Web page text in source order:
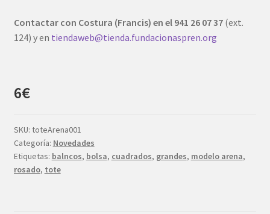
Contactar con Costura (Francis) en el 941 26 07 37(ext.
124) y en tiendaweb@tienda.fundacionaspren.org
6€
SKU: toteArena001
Categoría: Novedades
Etiquetas: balncos, bolsa, cuadrados, grandes, modelo arena,
rosado, tote